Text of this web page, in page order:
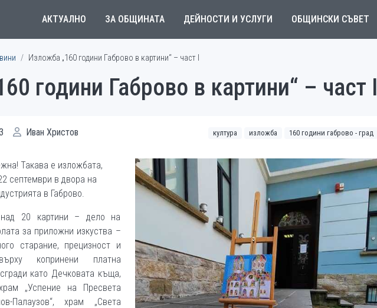
АКТУАЛНО ЗА ОБЩИНАТА ДЕЙНОСТИ И УСЛУГИ ОБЩИНСКИ СЪВЕТ
Изложба „160 години Габрово в картини“ – част I
години Габрово в картини“ – част I
Иван Христов култура изложба 160 години габрово - град
Такава е изложбата,
септември в двора на
в Габрово.
над 20 картини – дело на
за приложни изкуства –
старание, прецизност и
копринени платна
като Дечковата къща,
„Успение на Пресвета
Палаузов“, храм „Света